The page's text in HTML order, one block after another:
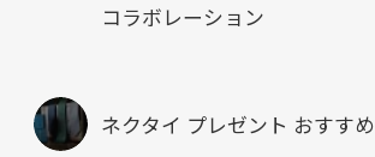
コラボレーション
ネクタイ プレゼント おすすめ